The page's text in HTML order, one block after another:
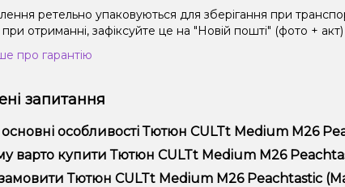
ретельно упаковуються для зберігання при
отриманні, зафіксуйте це на "Новій пошті" (фото +
про гарантію
запитання
основні особливості Тютюн CULTt Medium M26
CULTt Medium M26 Peachtastic (Маракуйя Персик, 100
та надійністю.
варто купити Тютюн CULTt Medium M26
тільки оригінальну продукцію, широкий
Тютюн CULTt Medium M26 Peachtastic